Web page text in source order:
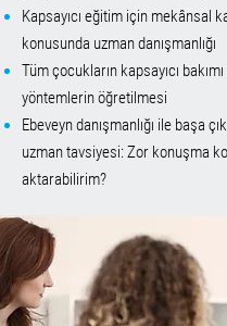
Kapsayıcı eğitim için mekânsal
konusunda uzman danışmanlığı
Tüm çocukların kapsayıcı
yöntemlerin öğretilmesi
Ebeveyn danışmanlığı ile başa
uzman tavsiyesi: Zor konuşma
aktarabilirim?